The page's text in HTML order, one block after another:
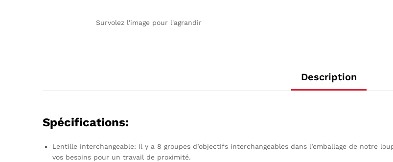
Survolez l'image pour l'agrandir
Description
Spécifications:
Lentille interchangeable: Il y a 8 groupes d’objectifs interchangeables dans l’emballage de notre
vos besoins pour un travail de proximité.